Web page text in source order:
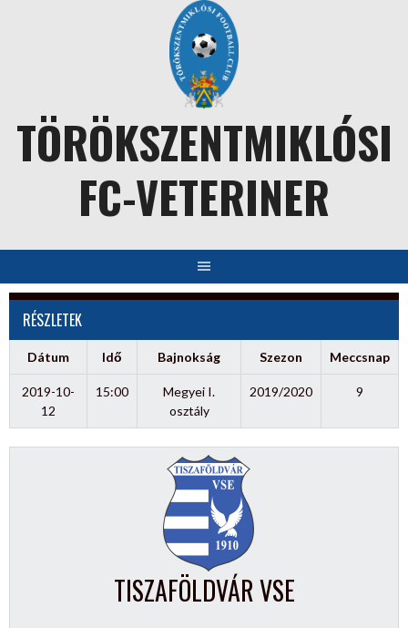
TÖRÖKSZENTMIKLÓSI
FC-VETERINER
RÉSZLETEK
Dátum Idő Bajnokság Szezon Meccsnap
2019-10-
12
15:00
Megyei I.
osztály
2019/2020 9
TISZAFÖLDVÁR VSE